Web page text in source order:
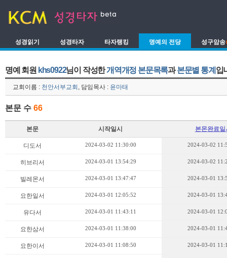
성경읽기 성경타자 타자랭킹 명예의 전당 성구암송
명예 회원 khs0922님이 작성한개역개정 본문목록과본문별 통계 입
교회이름 : 천안서부교회 , 담임목사 : 윤마태
본문 수 66
본문 시작일시 본몬완료일
디도서 2024-03-02 11:30:00 2024-03-02
히브리서 2024-03-01 13:54:29 2024-03-02
빌레몬서 2024-03-01 13:47:47 2024-03-01
요한일서 2024-03-01 12:05:52 2024-03-01
유다서 2024-03-01 11:43:11 2024-03-01
요한삼서 2024-03-01 11:38:00 2024-03-01
요한이서 2024-03-01 11:08:50 2024-03-01